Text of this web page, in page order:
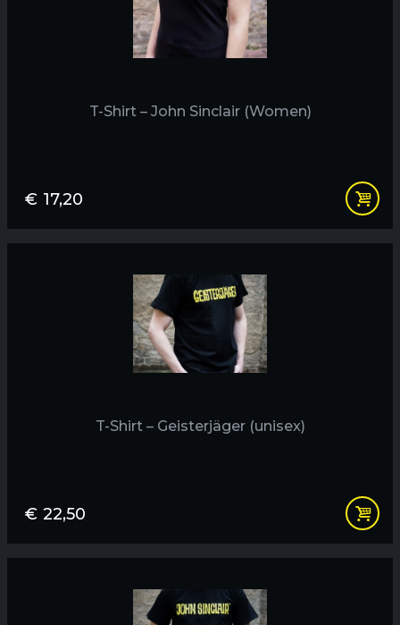
T-Shirt – John Sinclair (Women)
€ 17,20
T-Shirt – Geisterjäger (unisex)
€ 22,50